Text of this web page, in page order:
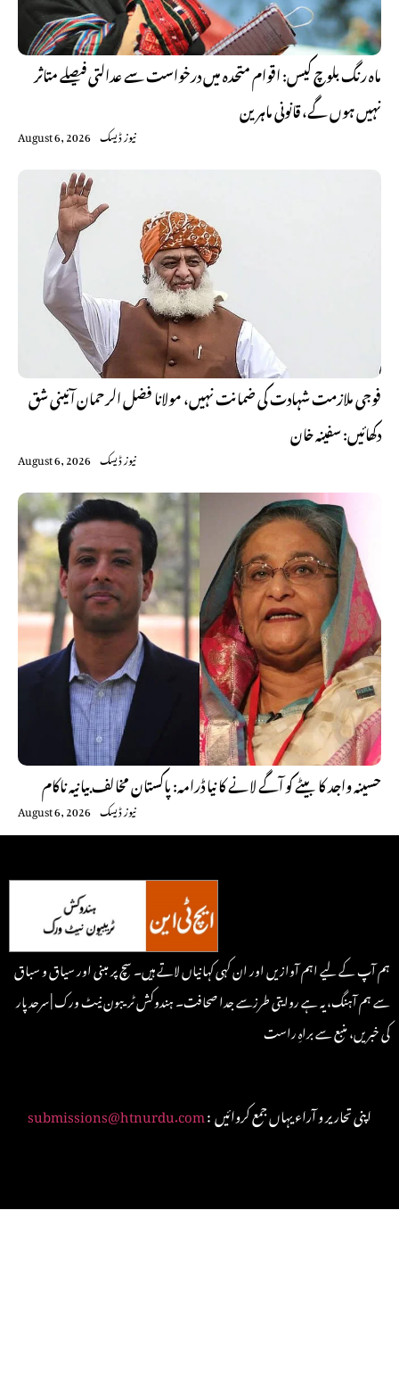
ماہ رنگ بلوچ کیس: اقوام متحدہ میں درخواست سے عدالتی فیصلے متاثر
نہیں ہوں گے، قانونی ماہرین
August 6, 2026 نیوز ڈیسک
فوجی ملازمت شہادت کی ضمانت نہیں، مولانا فضل الرحمان آئینی شق
دکھائیں: سفینہ خان
August 6, 2026 نیوز ڈیسک
حسینہ واجد کا بیٹے کو آگے لانے کا نیا ڈرامہ: پاکستان مخالف بیانیہ ناکام
August 6, 2026 نیوز ڈیسک
ہم آپ کے لیے اہم آوازیں اور ان کہی کہانیاں لاتے ہیں۔ سچ پر مبنی اور سیاق و سباق
سے ہم آہنگ، یہ ہے روایتی طرزسے جدا صحافت۔ ہندوکش ٹریبون نیٹ ورک | سرحد پار
کی خبریں، منبع سے براہِ راست
submissions@htnurdu.com : اپنی تحاریر و آراء یہاں جمع کروائیں